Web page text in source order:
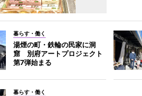
暮らす・働く
湯煙の町・鉄輪の民家に洞
窟 別府アートプロジェクト
第7弾始まる
暮らす・働く